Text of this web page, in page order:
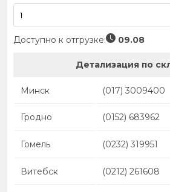
Доступно к отгрузке: 09.08
Детализация по
Минск (017) 3009400
Гродно (0152) 683962
Гомель (0232) 319951
Витебск (0212) 261608